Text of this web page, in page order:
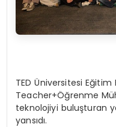
TED Üniversitesi
Teacher+Öğrenme
teknolojiyi buluşturan
yansıdı.